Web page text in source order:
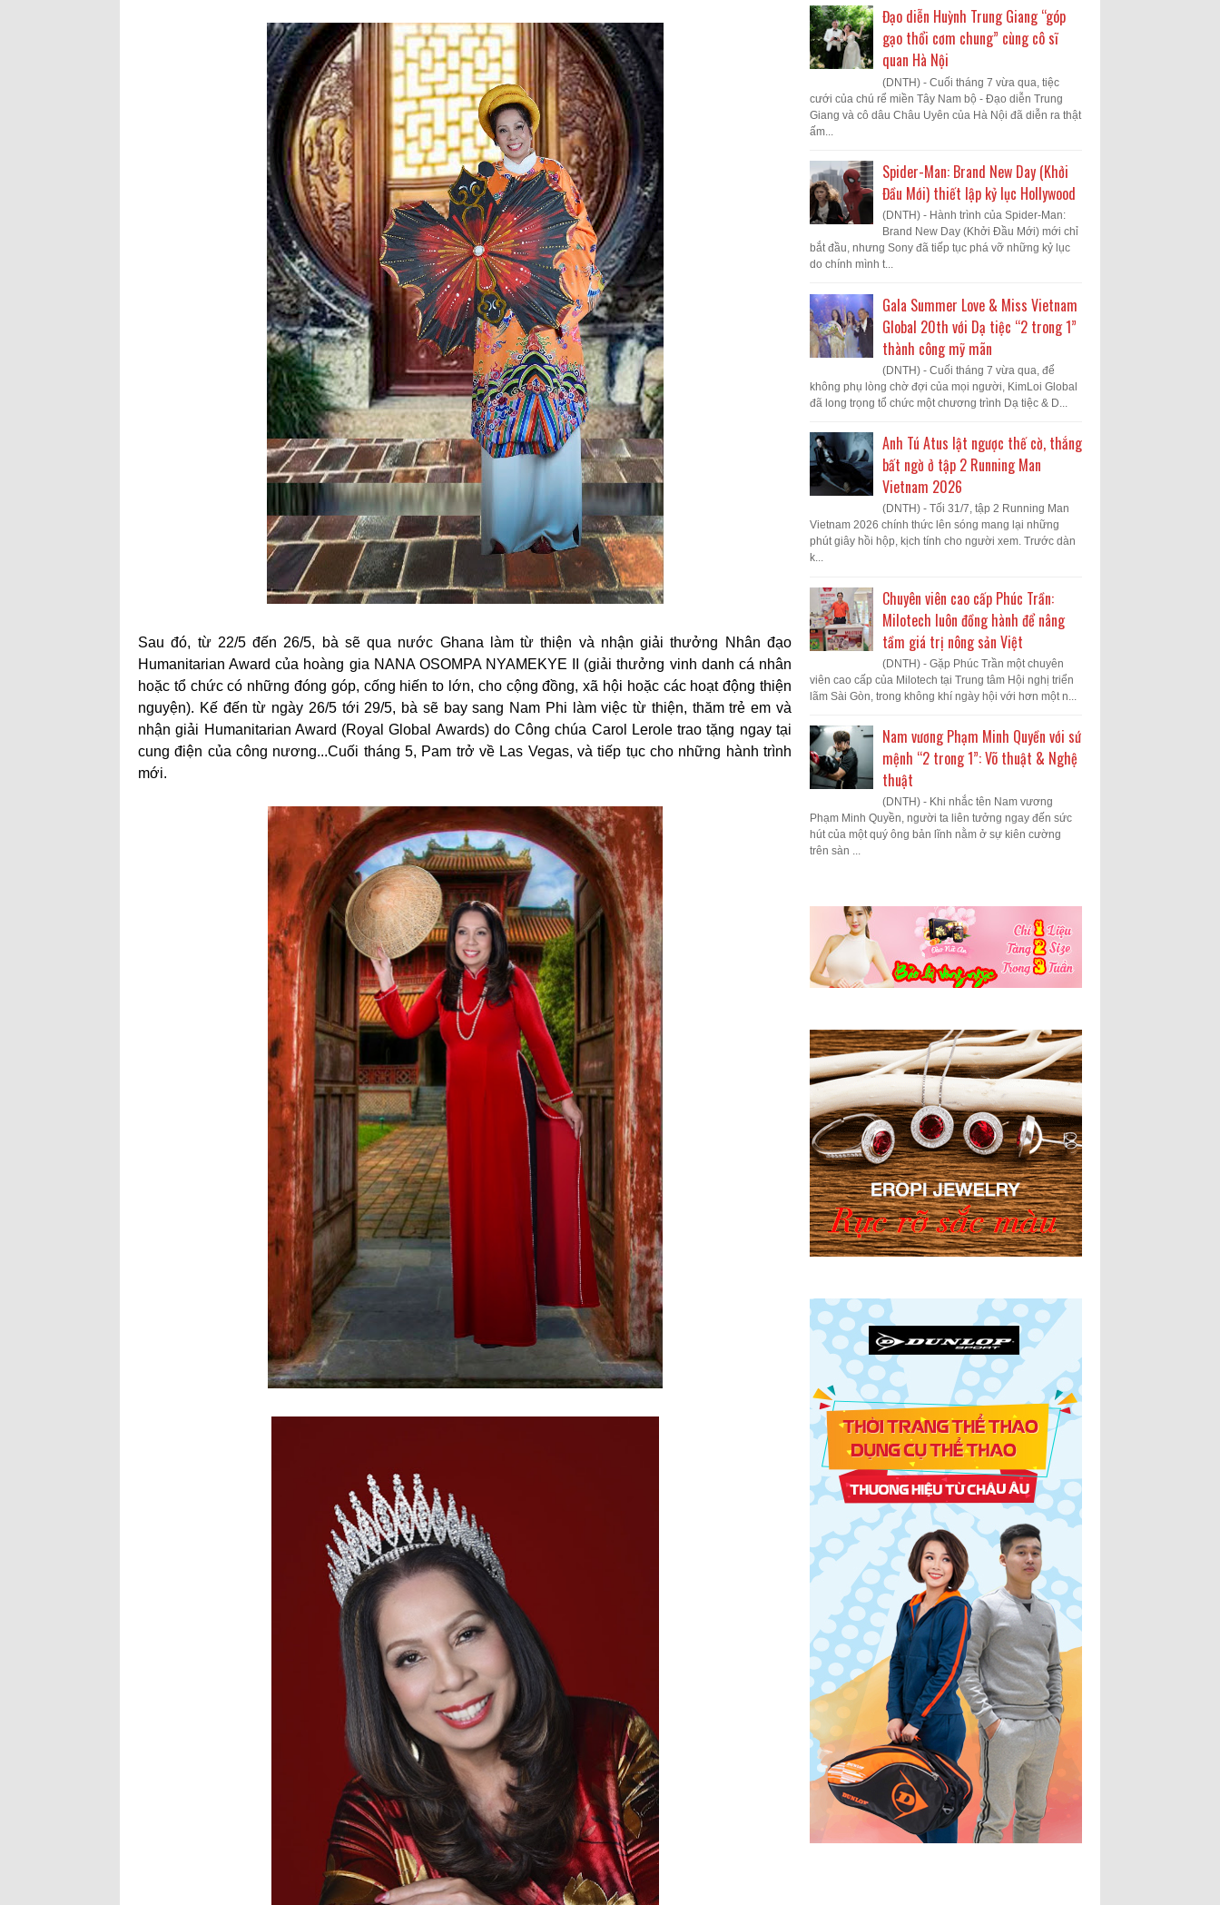
Sau đó, từ 22/5 đến 26/5, bà sẽ qua nước Ghana làm từ thiện và nhận giải thưởng Nhân đạo
Humanitarian Award của hoàng gia NANA OSOMPA NYAMEKYE II (giải thưởng vinh danh cá nhân
hoặc tổ chức có những đóng góp, cống hiến to lớn, cho cộng đồng, xã hội hoặc các hoạt động thiện
nguyện). Kế đến từ ngày 26/5 tới 29/5, bà sẽ bay sang Nam Phi làm việc từ thiện, thăm trẻ em và
nhận giải Humanitarian Award (Royal Global Awards) do Công chúa Carol Lerole trao tặng ngay tại
cung điện của công nương...Cuối tháng 5, Pam trở về Las Vegas, và tiếp tục cho những hành trình
mới.
Đạo diễn Huỳnh Trung Giang “góp
gạo thổi cơm chung” cùng cô sĩ
quan Hà Nội
(DNTH) - Cuối tháng 7 vừa qua, tiệc
cưới của chú rể miền Tây Nam bộ - Đạo diễn Trung
Giang và cô dâu Châu Uyên của Hà Nội đã diễn ra thật
ấm...
Spider-Man: Brand New Day (Khởi
Đầu Mới) thiết lập kỷ lục Hollywood
(DNTH) - Hành trình của Spider-Man:
Brand New Day (Khởi Đầu Mới) mới chỉ
bắt đầu, nhưng Sony đã tiếp tục phá vỡ những kỷ lục
do chính mình t...
Gala Summer Love & Miss Vietnam
Global 20th với Dạ tiệc “2 trong 1”
thành công mỹ mãn
(DNTH) - Cuối tháng 7 vừa qua, để
không phụ lòng chờ đợi của mọi người, KimLoi Global
đã long trọng tổ chức một chương trình Dạ tiệc & D...
Anh Tú Atus lật ngược thế cờ, thắng
bất ngờ ở tập 2 Running Man
Vietnam 2026
(DNTH) - Tối 31/7, tập 2 Running Man
Vietnam 2026 chính thức lên sóng mang lại những
phút giây hồi hộp, kịch tính cho người xem. Trước dàn
k...
Chuyên viên cao cấp Phúc Trần:
Milotech luôn đồng hành để nâng
tầm giá trị nông sản Việt
(DNTH) - Gặp Phúc Trần một chuyên
viên cao cấp của Milotech tại Trung tâm Hội nghị triển
lãm Sài Gòn, trong không khí ngày hội với hơn một n...
Nam vương Phạm Minh Quyền với sứ
mệnh “2 trong 1”: Võ thuật & Nghệ
thuật
(DNTH) - Khi nhắc tên Nam vương
Phạm Minh Quyền, người ta liên tưởng ngay đến sức
hút của một quý ông bản lĩnh nằm ở sự kiên cường
trên sàn ...